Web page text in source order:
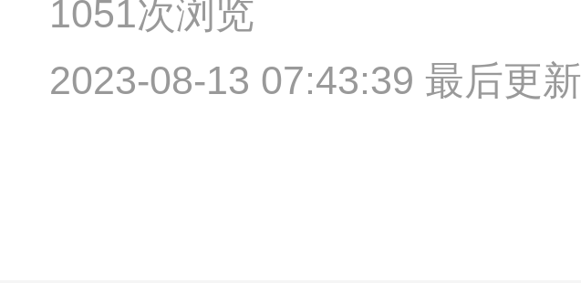
1051次浏览
2023-08-13 07:43:39 最后更新